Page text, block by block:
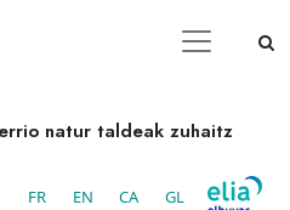
natur taldeak zuhaitz
FR EN CA GL